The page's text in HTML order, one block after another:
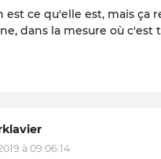
est ce qu'elle est, mais ça
dans la mesure où c'est
à 09:06:14